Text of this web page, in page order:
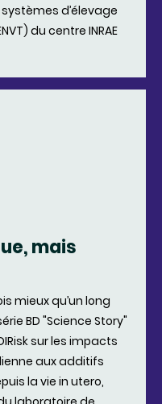
d’élevage
du centre INRAE
mais
mieux qu’un long
BD "Science Story"
sur les impacts
aux additifs
la vie in utero,